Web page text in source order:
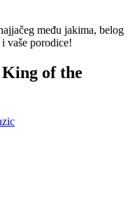
među jakima, belog
vaše porodice!
of the